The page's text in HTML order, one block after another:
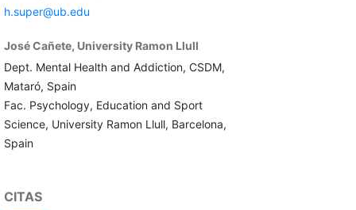
h.super@ub.edu
José Cañete, University Ramon Llull
Dept. Mental Health and Addiction, CSDM,
Mataró, Spain
Fac. Psychology, Education and Sport
Science, University Ramon Llull, Barcelona,
Spain
CITAS